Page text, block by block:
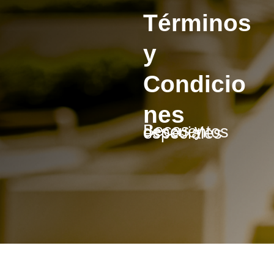
Términos
y
Condicio
nes
Becas y descuentos especiales